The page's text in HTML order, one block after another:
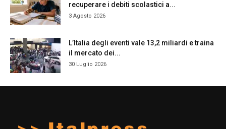
recuperare i debiti scolastici a...
3 Agosto 2026
L’Italia degli eventi vale 13,2 miliardi e traina
il mercato dei...
30 Luglio 2026